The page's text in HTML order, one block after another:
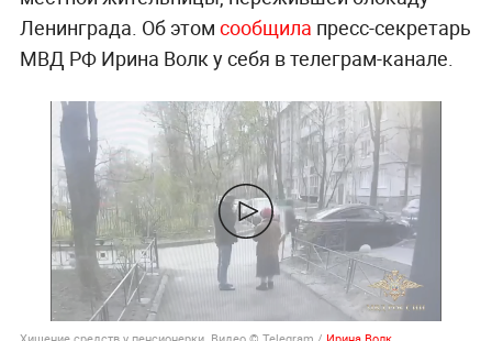
Ленинграда. Об этом сообщила пресс-секретарь
МВД РФ Ирина Волк у себя в телеграм-канале.